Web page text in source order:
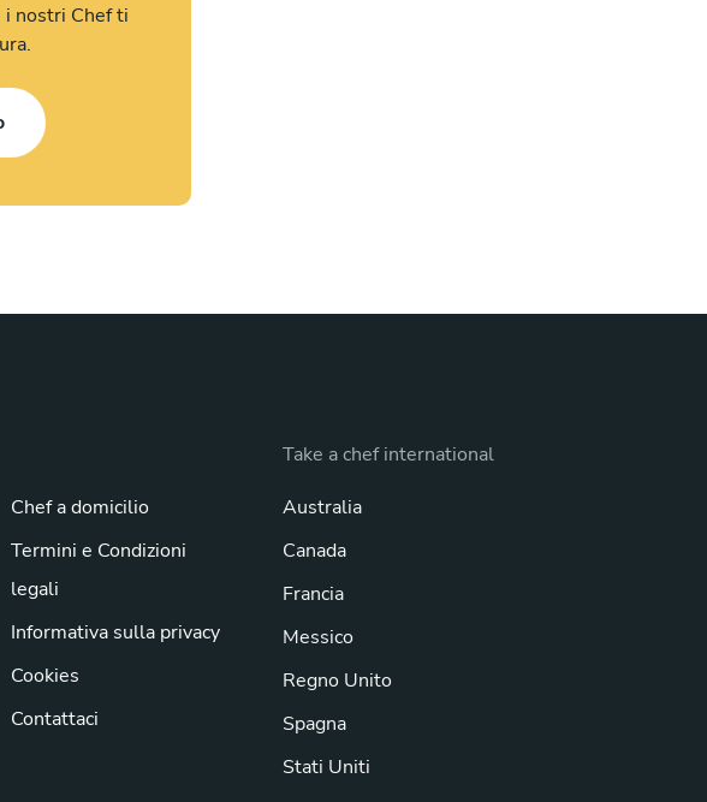
i nostri Chef ti
Chef a domicilio
Termini e Condizioni
legali
Informativa sulla privacy
Cookies
Contattaci
Take a chef international
Australia
Canada
Francia
Messico
Regno Unito
Spagna
Stati Uniti